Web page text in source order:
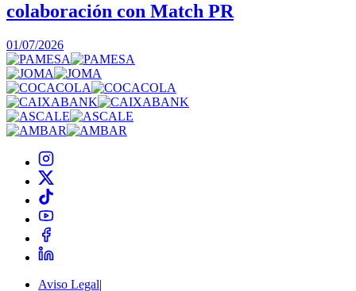
colaboración con Match PR
01/07/2026
Aviso Legal|